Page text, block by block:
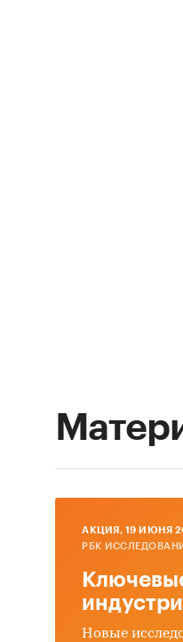
AКЦИЯ, 19 ИЮНЯ
РБК
Новые